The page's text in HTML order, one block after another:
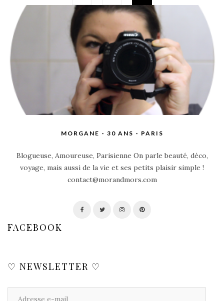
MORGANE - 30 ANS - PARIS
Blogueuse, Amoureuse, Parisienne On parle beauté, déco,
voyage, mais aussi de la vie et ses petits plaisir simple !
contact@morandmors.com
FACEBOOK
♡ NEWSLETTER ♡